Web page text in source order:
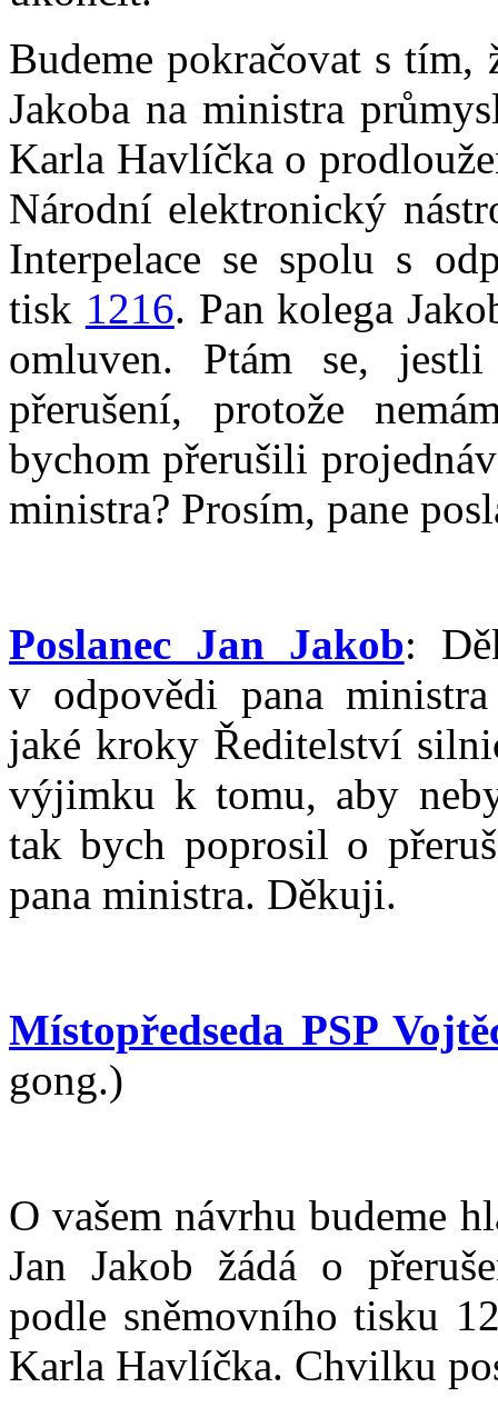
Budeme pokračovat s tím,
Jakoba na ministra
Karla Havlíčka o
Národní elektronický
Interpelace se spolu s
tisk 1216. Pan kolega
omluven. Ptám se,
přerušení, protože
bychom přerušili
ministra? Prosím, pane
Poslanec Jan Jakob:
v odpovědi pana
jaké kroky Ředitelství
výjimku k tomu, aby
tak bych poprosil o
pana ministra. Děkuji.
Místopředseda PSP
gong.)
O vašem návrhu budeme
Jan Jakob žádá o
podle sněmovního tisku
Karla Havlíčka. Chvilku